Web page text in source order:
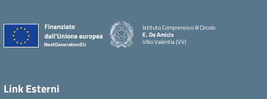
Istituto Comprensivo III Circolo
E. De Amicis
Vibo Valentia (VV)
Link Esterni